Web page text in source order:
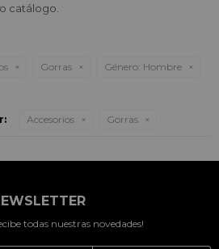
catálogo.
Gorras Género: Hombre
Accesorios Gorras
todas nuestras novedades!